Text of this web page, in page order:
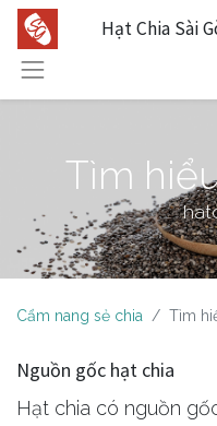
Hạt Chia Sài
Tìm
Cẩm nang sẻ chia Tìm
Nguồn gốc hạt chia
Hạt chia có nguồn